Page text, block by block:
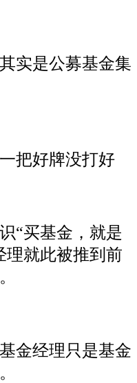
实是公募基金集
把好牌没打好
“买基金，就是
理就此被推到前
金经理只是基金